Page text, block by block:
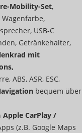
Mobility-Set,
USB-C
Getränkehalter,
mit
ABS, ASR, ESC,
bequem über
Apple CarPlay /
(z.B. Google Maps